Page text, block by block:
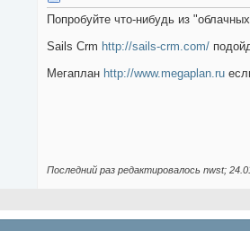
Попробуйте что-нибудь из
Sails Crm http://sails-crm.com/
Мегаплан http://www.megaplan.ru
Последний раз редактировалось nwst;